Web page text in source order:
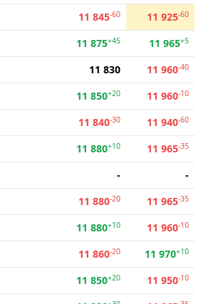
11 845-60 11 925-60
11 875+45 11 965+5
11 830 11 960-40
11 850+20 11 960-10
11 840-30 11 940-60
11 880+10 11 965-35
-
-
11 880-20 11 965-35
11 880+10 11 960-10
11 860-20 11 970+10
11 850+20 11 950-10